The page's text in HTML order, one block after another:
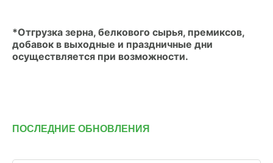
*Отгрузка зерна, белкового сырья, премиксов,
добавок в выходные и праздничные дни
осуществляется при возможности.
ПОСЛЕДНИЕ ОБНОВЛЕНИЯ